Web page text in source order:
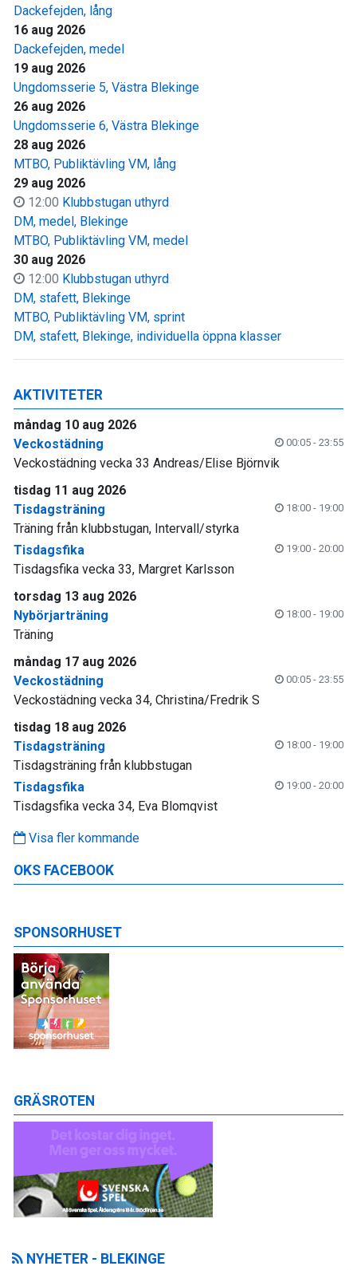
Dackefejden, lång
16 aug 2026
Dackefejden, medel
19 aug 2026
Ungdomsserie 5, Västra Blekinge
26 aug 2026
Ungdomsserie 6, Västra Blekinge
28 aug 2026
MTBO, Publiktävling VM, lång
29 aug 2026
12:00 Klubbstugan uthyrd
DM, medel, Blekinge
MTBO, Publiktävling VM, medel
30 aug 2026
12:00 Klubbstugan uthyrd
DM, stafett, Blekinge
MTBO, Publiktävling VM, sprint
DM, stafett, Blekinge, individuella öppna klasser
AKTIVITETER
måndag 10 aug 2026
Veckostädning
00:05 - 23:55
Veckostädning vecka 33 Andreas/Elise Björnvik
tisdag 11 aug 2026
Tisdagsträning
18:00 - 19:00
Träning från klubbstugan, Intervall/styrka
Tisdagsfika
19:00 - 20:00
Tisdagsfika vecka 33, Margret Karlsson
torsdag 13 aug 2026
Nybörjarträning
18:00 - 19:00
Träning
måndag 17 aug 2026
Veckostädning
00:05 - 23:55
Veckostädning vecka 34, Christina/Fredrik S
tisdag 18 aug 2026
Tisdagsträning
18:00 - 19:00
Tisdagsträning från klubbstugan
Tisdagsfika
19:00 - 20:00
Tisdagsfika vecka 34, Eva Blomqvist
Visa fler kommande
OKS FACEBOOK
SPONSORHUSET
GRÄSROTEN
NYHETER - BLEKINGE